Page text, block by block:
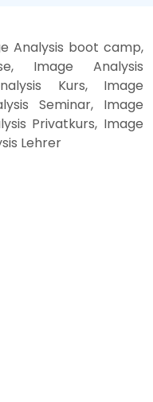
Analysis boot camp,
Image Analysis
Kurs, Image
Seminar, Image
Privatkurs, Image
Lehrer